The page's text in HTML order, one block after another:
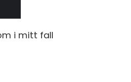
i mitt fall